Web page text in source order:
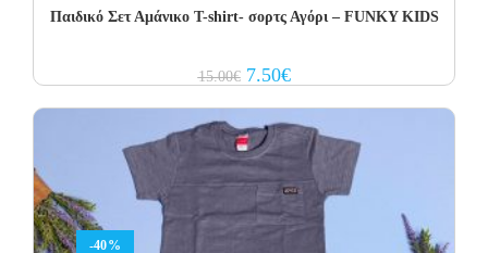
Παιδικό Σετ Αμάνικο T-shirt- σορτς Αγόρι – FUNKY KIDS
15.00€ Original
price
7.50€Current
price
-40%